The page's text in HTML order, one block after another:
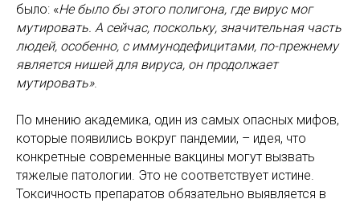
было: «Не было бы этого полигона, где вирус мог
мутировать. А сейчас, поскольку, значительная часть
людей, особенно, с иммунодефицитами, по-прежнему
является нишей для вируса, он продолжает
мутировать».
По мнению академика, один из самых опасных мифов,
которые появились вокруг пандемии, – идея, что
конкретные современные вакцины могут вызвать
тяжелые патологии. Это не соответствует истине.
Токсичность препаратов обязательно выявляется в